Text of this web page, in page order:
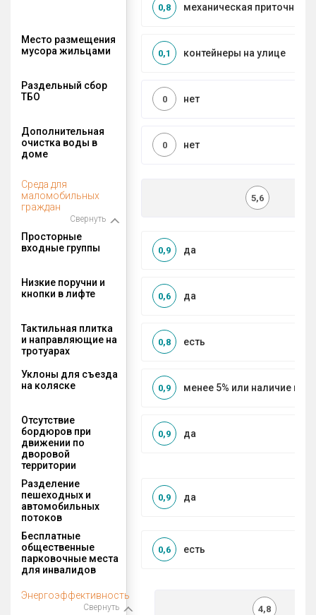
механическая приточно-
0,8
Место размещения
мусора жильцами
контейнеры на улице
0,1
Раздельный сбор
ТБО
нет
0
Дополнительная
очистка воды в
доме
нет
0
Среда для
маломобильных
граждан
Свернуть
5,6
Просторные
входные группы
да
0,9
Низкие поручни и
кнопки в лифте
да
0,6
Тактильная плитка
и направляющие на
тротуарах
есть
0,8
Уклоны для съезда
на коляске
менее 5% или наличие
0,9
Отсутствие
бордюров при
движении по
дворовой
территории
да
0,9
Разделение
пешеходных и
автомобильных
потоков
да
0,9
Бесплатные
общественные
парковочные места
для инвалидов
есть
0,6
Энергоэффективность
Свернуть 4,8